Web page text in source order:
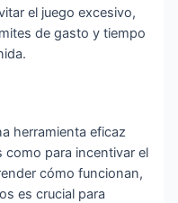
el juego excesivo,
de gasto y tiempo
herramienta eficaz
como para incentivar el
cómo funcionan,
es crucial para